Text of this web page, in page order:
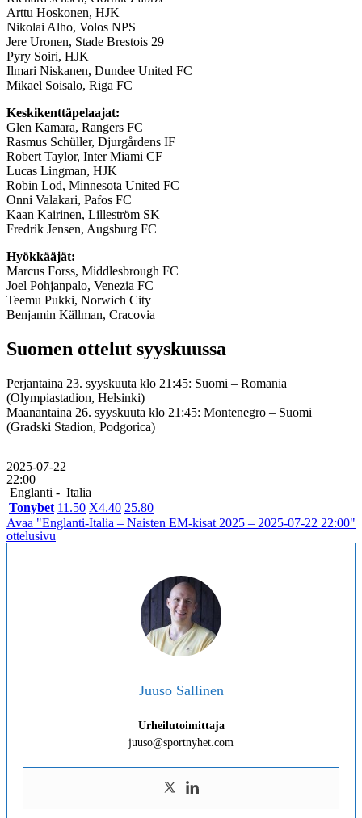
Arttu Hoskonen, HJK
Nikolai Alho, Volos NPS
Jere Uronen, Stade Brestois 29
Pyry Soiri, HJK
Ilmari Niskanen, Dundee United FC
Mikael Soisalo, Riga FC
Keskikenttäpelaajat:
Glen Kamara, Rangers FC
Rasmus Schüller, Djurgårdens IF
Robert Taylor, Inter Miami CF
Lucas Lingman, HJK
Robin Lod, Minnesota United FC
Onni Valakari, Pafos FC
Kaan Kairinen, Lilleström SK
Fredrik Jensen, Augsburg FC
Hyökkääjät:
Marcus Forss, Middlesbrough FC
Joel Pohjanpalo, Venezia FC
Teemu Pukki, Norwich City
Benjamin Källman, Cracovia
Suomen ottelut syyskuussa
Perjantaina 23. syyskuuta klo 21:45: Suomi – Romania
(Olympiastadion, Helsinki)
Maanantaina 26. syyskuuta klo 21:45: Montenegro – Suomi
(Gradski Stadion, Podgorica)
2025-07-22
22:00
Englanti - Italia
Tonybet 11.50 X4.40 25.80
Avaa "Englanti-Italia – Naisten EM-kisat 2025 – 2025-07-22 22:00"
ottelusivu
Juuso Sallinen
Urheilutoimittaja
juuso@sportnyhet.com